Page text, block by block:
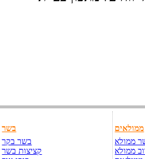
בשר
בשר בקר
קציצות בשר
ממולאים
ממולא
ממולא